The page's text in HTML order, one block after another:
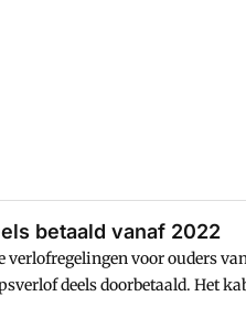
betaald vanaf 2022
verlofregelingen voor ouders
deels doorbetaald. Het